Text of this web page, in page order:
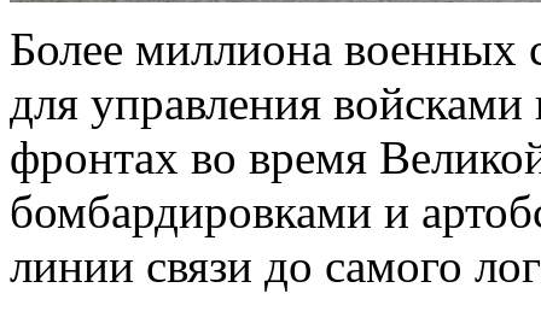
Более миллиона военных
для управления
фронтах во время
бомбардировками и
линии связи до самого